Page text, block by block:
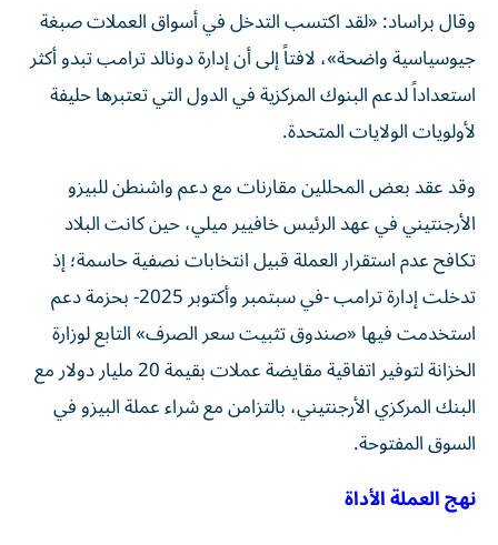
وقال براساد: «لقد اكتسب التدخل في أسواق العملات صبغة
جيوسياسية واضحة»، لافتاً إلى أن إدارة دونالد ترامب تبدو أكثر
استعداداً لدعم البنوك المركزية في الدول التي تعتبرها حليفة
لأولويات الولايات المتحدة.
وقد عقد بعض المحللين مقارنات مع دعم واشنطن للبيزو
الأرجنتيني في عهد الرئيس خافيير ميلي، حين كانت البلاد
تكافح عدم استقرار العملة قبيل انتخابات نصفية حاسمة؛ إذ
تدخلت إدارة ترامب -في سبتمبر وأكتوبر 2025- بحزمة دعم
استخدمت فيها «صندوق تثبيت سعر الصرف» التابع لوزارة
الخزانة لتوفير اتفاقية مقايضة عملات بقيمة 20 مليار دولار مع
البنك المركزي الأرجنتيني، بالتزامن مع شراء عملة البيزو في
السوق المفتوحة.
نهج العملة الأداة